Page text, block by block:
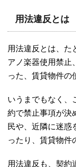
用法違反とは
用法違反とは、た
アノ楽器使用禁止
った、賃貸物件の
いうまでもなく、
約で禁止事項が決
民や、近隣に迷惑
ったり、賃貸物件
用法違反も、契約